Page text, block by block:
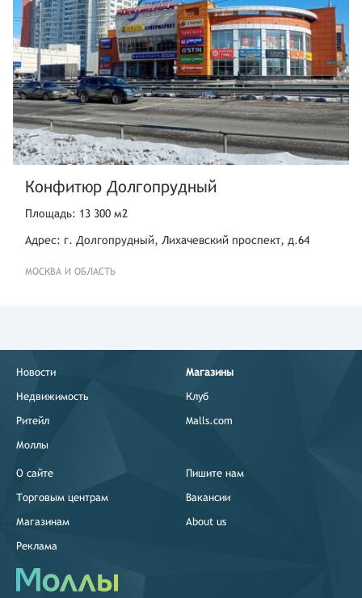
Конфитюр Долгопрудный
Площадь: 13 300 м2
Адрес: г. Долгопрудный, Лихачевский проспект, д.64
МОСКВА И ОБЛАСТЬ
Новости
Недвижимость
Ритейл
Моллы
Магазины
Клуб
Malls.com
О сайте
Торговым центрам
Магазинам
Реклама
Пишите нам
Вакансии
About us